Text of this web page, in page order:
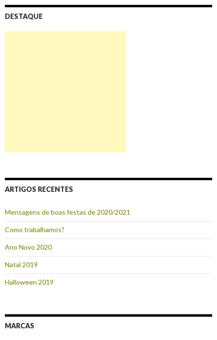
DESTAQUE
ARTIGOS RECENTES
Mensagens de boas festas de 2020/2021
Como trabalhamos?
Ano Novo 2020
Natal 2019
Halloween 2019
MARCAS